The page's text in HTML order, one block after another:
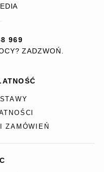
969
ZADZWOŃ.
ZAMÓWIEŃ